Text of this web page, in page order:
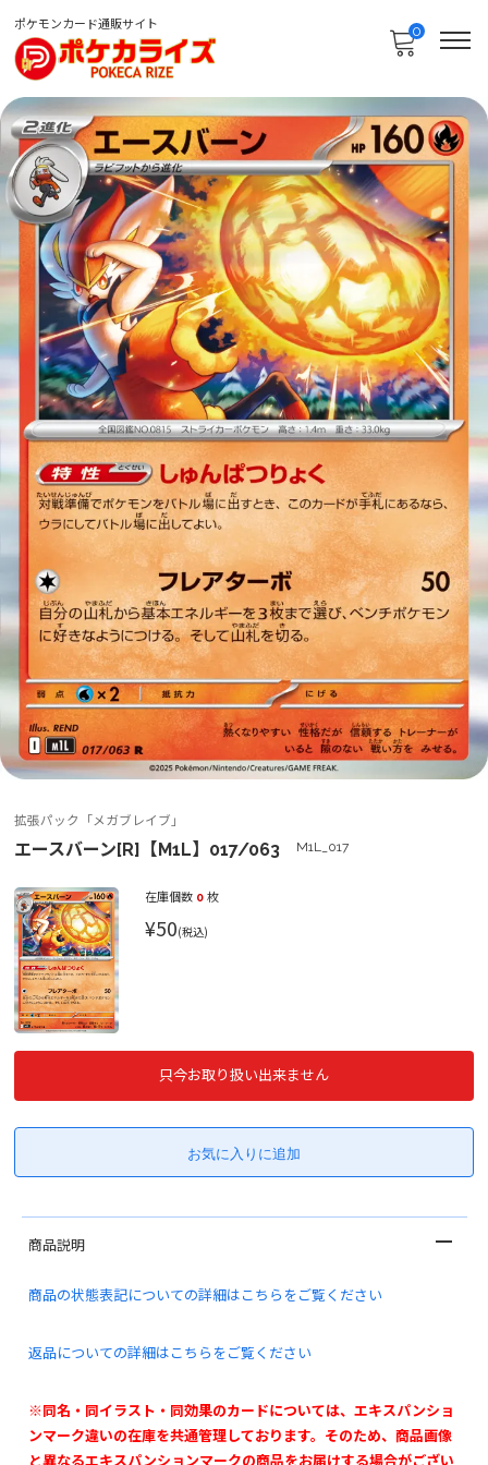
ポケモンカード通販サイト 0
拡張パック「メガブレイブ」
エースバーン[R]【M1L】017/063 M1L_017
在庫個数 0 枚
¥50(税込)
只今お取り扱い出来ません
商品説明
商品の状態表記についての詳細はこちらをご覧ください
返品についての詳細はこちらをご覧ください
※同名・同イラスト・同効果のカードについては、エキスパンショ
ンマーク違いの在庫を共通管理しております。そのため、商品画像
と異なるエキスパンションマークの商品をお届けする場合がござい